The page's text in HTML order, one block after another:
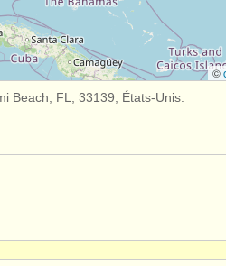
©
Beach, FL, 33139, États-Unis.